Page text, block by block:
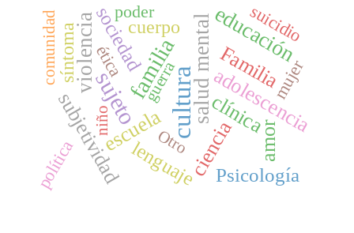
cultura
sujetofamiliasalud mentaleducación
violencia
adolescencia
clínica
amor
subjetividadescuela ciencia
Familia
sociedad
lenguaje Psicología
síntoma cuerpo
mujer
ética
poder
política
suicidio
Otro
guerra
comunidad
niño